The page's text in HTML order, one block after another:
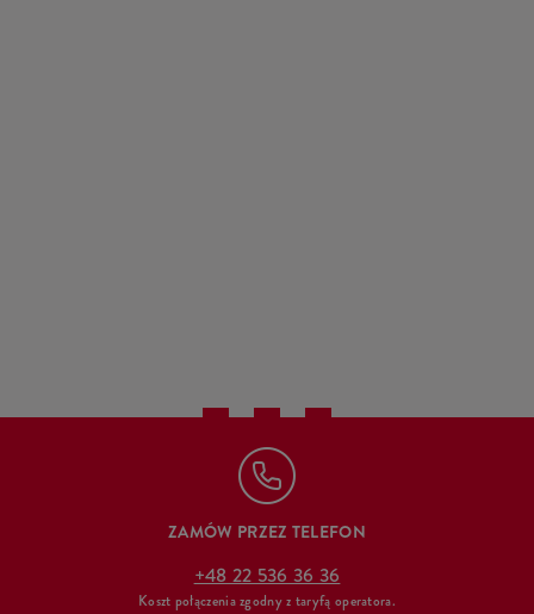
ZAMÓW PRZEZ TELEFON
+48 22 536 36 36
Koszt połączenia zgodny z taryfą operatora.